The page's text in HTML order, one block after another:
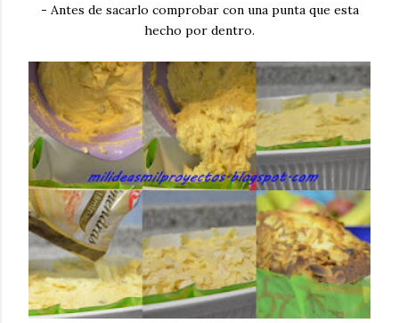
- Antes de sacarlo comprobar con una punta que esta
hecho por dentro.